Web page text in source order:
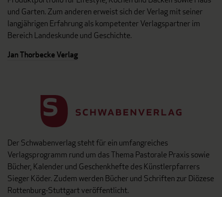
und Garten. Zum anderen erweist sich der Verlag mit seiner
langjährigen Erfahrung als kompetenter Verlagspartner im
Bereich Landeskunde und Geschichte.
Jan Thorbecke Verlag
Der Schwabenverlag steht für ein umfangreiches
Verlagsprogramm rund um das Thema Pastorale Praxis sowie
Bücher, Kalender und Geschenkhefte des Künstlerpfarrers
Sieger Köder. Zudem werden Bücher und Schriften zur Diözese
Rottenburg-Stuttgart veröffentlicht.